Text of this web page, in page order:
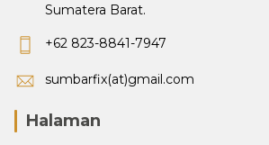
Sumatera Barat.
+62 823-8841-7947
sumbarfix(at)gmail.com
Halaman